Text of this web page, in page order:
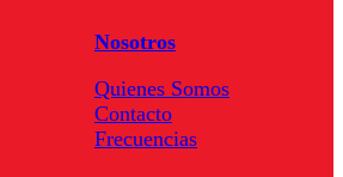
Nosotros
Quienes Somos
Contacto
Frecuencias